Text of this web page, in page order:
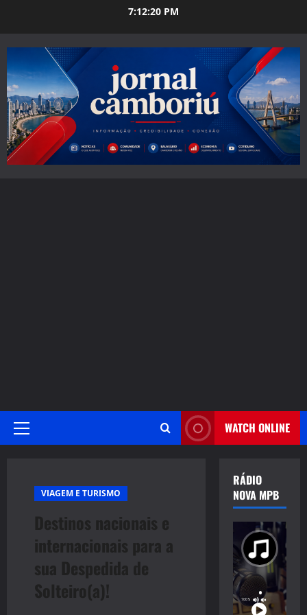
7:12:21 PM
Primary
WATCH ONLINE
VIAGEM E TURISMO
Destinos nacionais e
internacionais para a
sua Despedida de
Solteiro(a)!
RÁDIO
NOVA MPB